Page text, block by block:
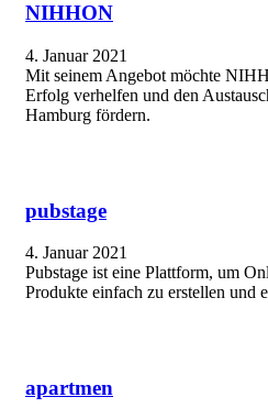
NIHHON
4. Januar 2021
Mit seinem Angebot möchte
Erfolg verhelfen und den
Hamburg fördern.
pubstage
4. Januar 2021
Pubstage ist eine Plattform, um
Produkte einfach zu erstellen und
apartmen